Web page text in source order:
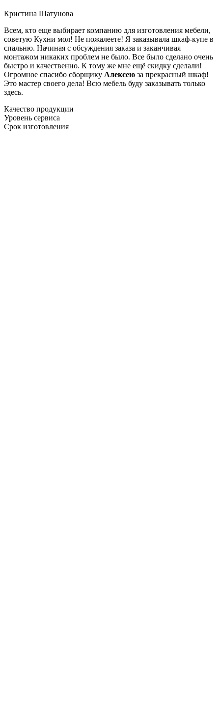
Кристина Шатунова
Всем, кто еще выбирает компанию для изготовления мебели,
советую Кухни мол! Не пожалеете! Я заказывала шкаф-купе в
спальню. Начиная с обсуждения заказа и заканчивая
монтажом никаких проблем не было. Все было сделано очень
быстро и качественно. К тому же мне ещё скидку сделали!
Огромное спасибо сборщику Алексею за прекрасный шкаф!
Это мастер своего дела! Всю мебель буду заказывать только
здесь.
Качество продукции
Уровень сервиса
Срок изготовления